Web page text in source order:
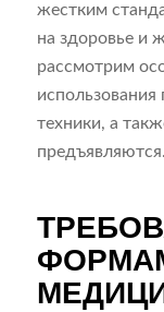
жестким
на здоровье и
рассмотрим
техники, а
предъявляются.